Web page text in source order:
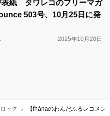
表紙 タワレコのフリーマガ
503号、10月25日に発
2025年10月20日
ック 【fhánaのわんだふるレコメ